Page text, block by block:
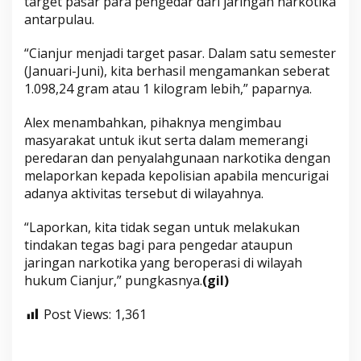
antarpulau.
“Cianjur menjadi target pasar. Dalam satu semester
(Januari-Juni), kita berhasil mengamankan seberat
1.098,24 gram atau 1 kilogram lebih,” paparnya.
Alex menambahkan, pihaknya mengimbau
masyarakat untuk ikut serta dalam memerangi
peredaran dan penyalahgunaan narkotika dengan
melaporkan kepada kepolisian apabila mencurigai
adanya aktivitas tersebut di wilayahnya.
“Laporkan, kita tidak segan untuk melakukan
tindakan tegas bagi para pengedar ataupun
jaringan narkotika yang beroperasi di wilayah
hukum Cianjur,” pungkasnya.(gil)
Post Views: 1,361